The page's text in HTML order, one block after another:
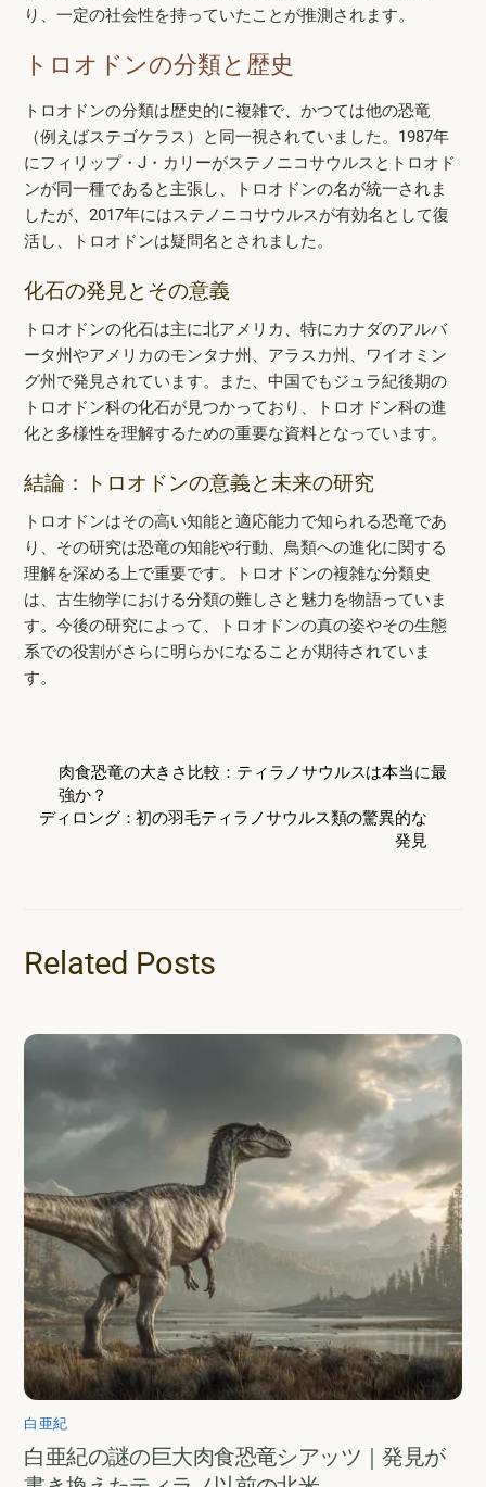
り、一定の社会性を持っていたことが推測されます。
トロオドンの分類と歴史
トロオドンの分類は歴史的に複雑で、かつては他の恐竜
（例えばステゴケラス）と同一視されていました。1987年
にフィリップ・J・カリーがステノニコサウルスとトロオド
ンが同一種であると主張し、トロオドンの名が統一されま
したが、2017年にはステノニコサウルスが有効名として復
活し、トロオドンは疑問名とされました。
化石の発見とその意義
トロオドンの化石は主に北アメリカ、特にカナダのアルバ
ータ州やアメリカのモンタナ州、アラスカ州、ワイオミン
グ州で発見されています。また、中国でもジュラ紀後期の
トロオドン科の化石が見つかっており、トロオドン科の進
化と多様性を理解するための重要な資料となっています。
結論：トロオドンの意義と未来の研究
トロオドンはその高い知能と適応能力で知られる恐竜であ
り、その研究は恐竜の知能や行動、鳥類への進化に関する
理解を深める上で重要です。トロオドンの複雑な分類史
は、古生物学における分類の難しさと魅力を物語っていま
す。今後の研究によって、トロオドンの真の姿やその生態
系での役割がさらに明らかになることが期待されていま
す。
肉食恐竜の大きさ比較：ティラノサウルスは本当に最
強か？
ディロング：初の羽毛ティラノサウルス類の驚異的な
発見
Related Posts
白亜紀
白亜紀の謎の巨大肉食恐竜シアッツ｜発見が